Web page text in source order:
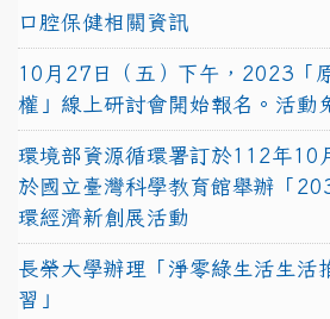
口腔保健相關資訊
10月27日（五）下午，2023「
權」線上研討會開始報名。活動
環境部資源循環署訂於112年10
於國立臺灣科學教育館舉辦「
環經濟新創展活動
長榮大學辦理「淨零綠生活生活
習」